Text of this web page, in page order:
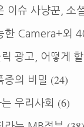
이슈 사냥꾼, 소
한 Camera+외
광고, 어떻게
증의 비밀 (24)
우리사회 (6)